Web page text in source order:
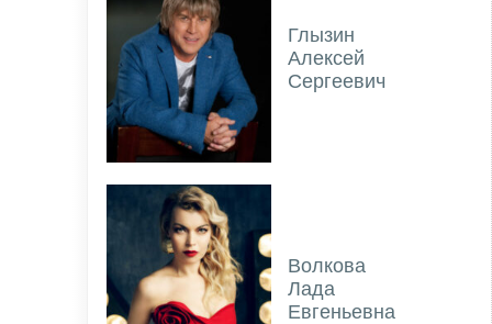
Глызин
Алексей
Сергеевич
Волкова
Лада
Евгеньевна